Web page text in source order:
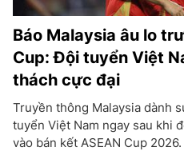
Báo Malaysia âu lo
Cup: Đội tuyển Việt
thách cực đại
Truyền thông Malaysia dành
tuyển Việt Nam ngay sau khi
vào bán kết ASEAN Cup